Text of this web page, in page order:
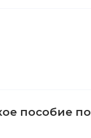
пособие по